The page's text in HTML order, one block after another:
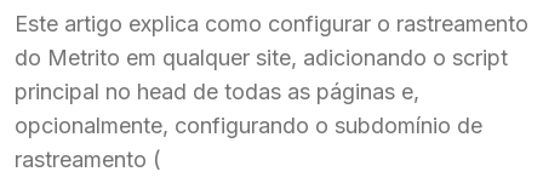
Este artigo explica como configurar o rastreamento
do Metrito em qualquer site, adicionando o script
principal no head de todas as páginas e,
opcionalmente, configurando o subdomínio de
rastreamento (